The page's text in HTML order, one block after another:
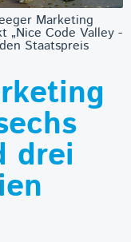
Marketing
„Nice Code Valley -
Staatspreis
drei